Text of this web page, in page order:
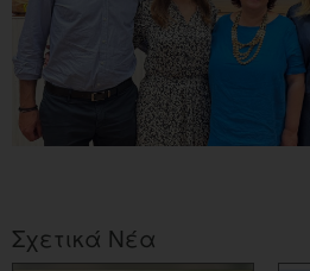
Σχετικά Νέα